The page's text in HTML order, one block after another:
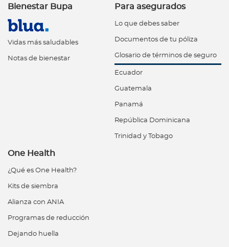
Bienestar Bupa
Vidas más saludables
Notas de bienestar
Para asegurados
Lo que debes saber
Documentos de tu póliza
Glosario de términos de seguro
Ecuador
Guatemala
Panamá
República Dominicana
Trinidad y Tobago
One Health
¿Qué es One Health?
Kits de siembra
Alianza con ANIA
Programas de reducción
Dejando huella